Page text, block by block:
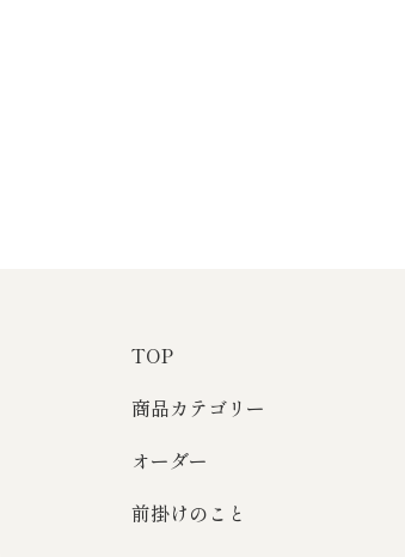
TOP
商品カテゴリー
オーダー
前掛けのこと